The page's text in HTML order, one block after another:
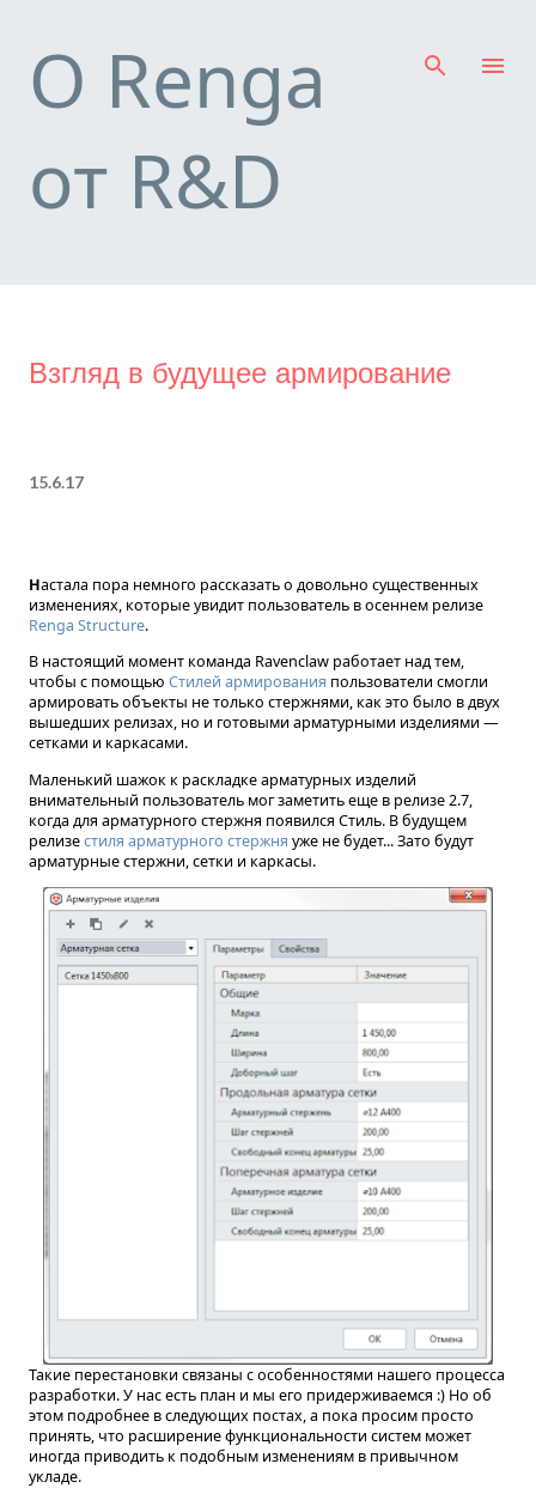
О Renga
от R&D
Взгляд в будущее армирование
15.6.17
Настала пора немного рассказать о довольно существенных
изменениях, которые увидит пользователь в осеннем релизе
Renga Structure.
В настоящий момент команда Ravenclaw работает над тем,
чтобы с помощью Стилей армирования пользователи смогли
армировать объекты не только стержнями, как это было в двух
вышедших релизах, но и готовыми арматурными изделиями —
сетками и каркасами.
Маленький шажок к раскладке арматурных изделий
внимательный пользователь мог заметить еще в релизе 2.7,
когда для арматурного стержня появился Стиль. В будущем
релизестиля арматурного стержня уже не будет... Зато будут
арматурные стержни, сетки и каркасы.
Такие перестановки связаны с особенностями нашего процесса
разработки. У нас есть план и мы его придерживаемся :) Но об
этом подробнее в следующих постах, а пока просим просто
принять, что расширение функциональности систем может
иногда приводить к подобным изменениям в привычном
укладе.